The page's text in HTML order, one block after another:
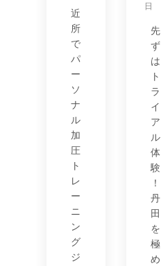
近
所
で
パ
ー
ソ
ナ
ル
加
圧
ト
レ
ー
ニ
ン
グ
ジ
日
先
ず
は
ト
ラ
イ
ア
ル
体
験
！
丹
田
を
極
め